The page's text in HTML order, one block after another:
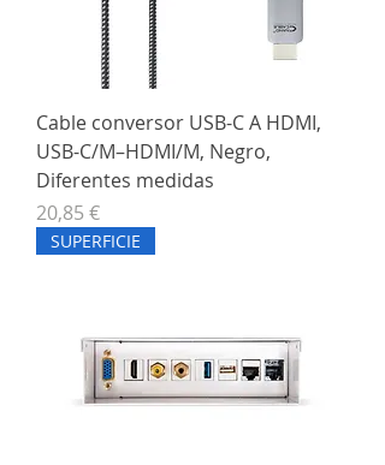
Cable conversor USB-C A HDMI,
USB-C/M–HDMI/M, Negro,
Diferentes medidas
Precio
20,85 €
SUPERFICIE